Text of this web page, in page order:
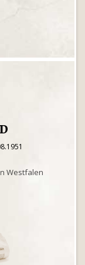
Westfalen